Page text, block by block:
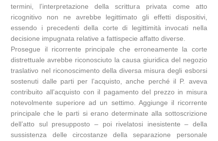
termini, l’interpretazione della scrittura privata come atto
ricognitivo non ne avrebbe legittimato gli effetti dispositivi,
essendo i precedenti della corte di legittimità invocati nella
decisione impugnata relative a fattispecie affatto diverse.
Prosegue il ricorrente principale che erroneamente la corte
distrettuale avrebbe riconosciuto la causa giuridica del negozio
traslativo nel riconoscimento della diversa misura degli esborsi
sostenuti dalle parti per l’acquisto, anche perché il P. aveva
contribuito all’acquisto con il pagamento del prezzo in misura
notevolmente superiore ad un settimo. Aggiunge il ricorrente
principale che le parti si erano determinate alla sottoscrizione
dell’atto sul presupposto – poi rivelatosi inesistente – della
sussistenza delle circostanze della separazione personale